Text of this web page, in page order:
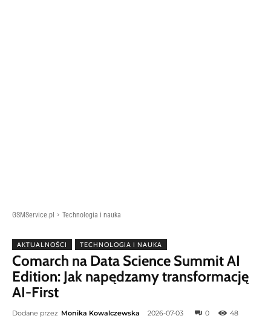
GSMService.pl Technologia i nauka
AKTUALNOŚCI TECHNOLOGIA I NAUKA
Comarch na Data Science Summit AI
Edition: Jak napędzamy transformację
AI-First
Dodane przez Monika Kowalczewska 2026-07-03 0 48